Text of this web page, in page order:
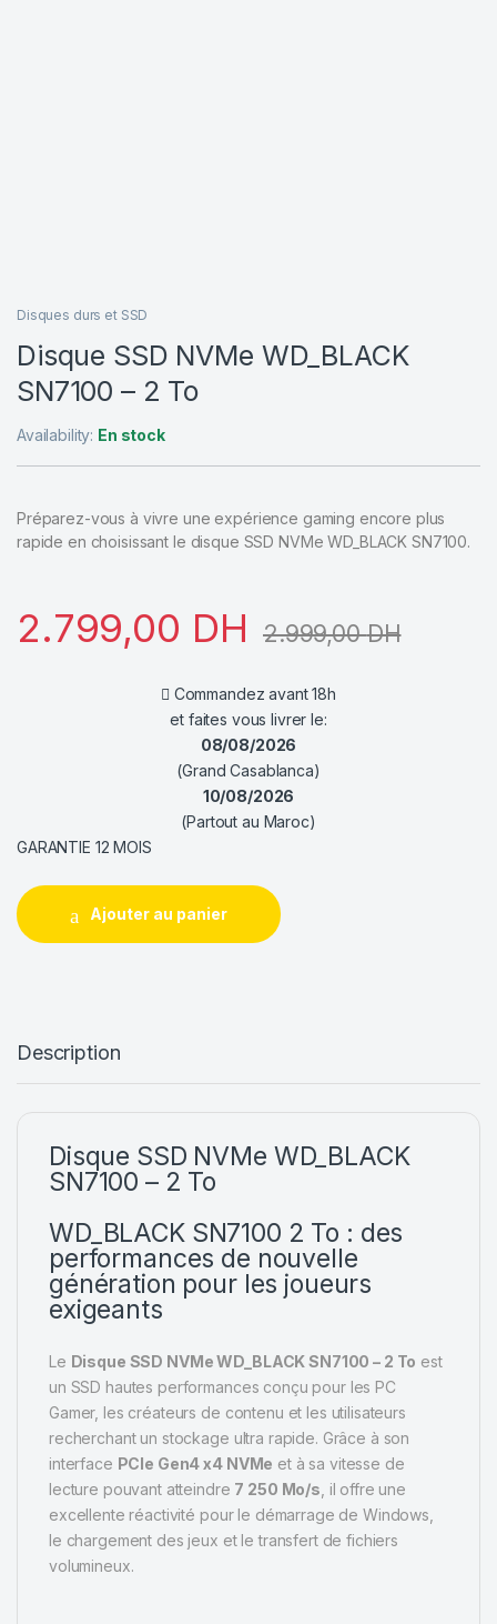
Disques durs et SSD
Disque SSD NVMe WD_BLACK
SN7100 – 2 To
Availability: En stock
Préparez-vous à vivre une expérience gaming encore plus
rapide en choisissant le disque SSD NVMe WD_BLACK SN7100.
2.799,00 DH 2.999,00DH
Commandez avant 18h
et faites vous livrer le:
08/08/2026
(Grand Casablanca)
10/08/2026
(Partout au Maroc)
GARANTIE 12 MOIS
Ajouter au panier
Description
Disque SSD NVMe WD_BLACK
SN7100 – 2 To
WD_BLACK SN7100 2 To : des
performances de nouvelle
génération pour les joueurs
exigeants
Le Disque SSD NVMe WD_BLACK SN7100 – 2 To est
un SSD hautes performances conçu pour les PC
Gamer, les créateurs de contenu et les utilisateurs
recherchant un stockage ultra rapide. Grâce à son
interface PCIe Gen4 x4 NVMe et à sa vitesse de
lecture pouvant atteindre 7 250 Mo/s , il offre une
excellente réactivité pour le démarrage de Windows,
le chargement des jeux et le transfert de fichiers
volumineux.